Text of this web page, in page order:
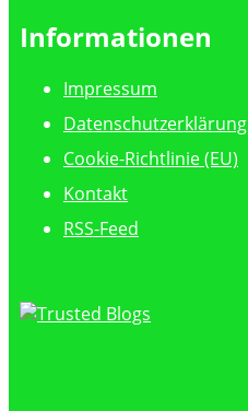
Informationen
Impressum
Datenschutzerklärung
Cookie-Richtlinie (EU)
Kontakt
RSS-Feed